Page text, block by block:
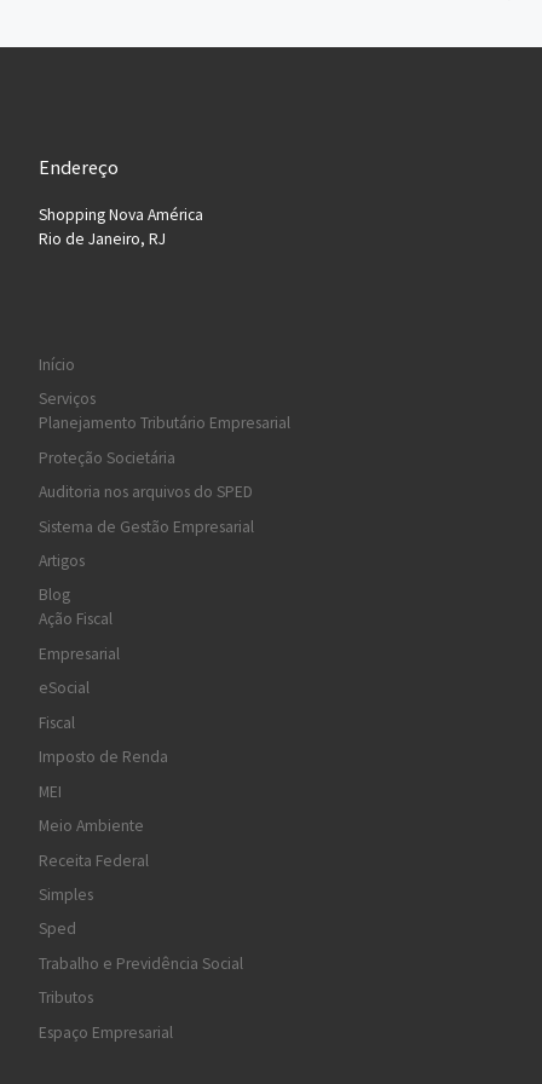
Endereço
Shopping Nova América
Rio de Janeiro, RJ
Início
Serviços
Planejamento Tributário Empresarial
Proteção Societária
Auditoria nos arquivos do SPED
Sistema de Gestão Empresarial
Artigos
Blog
Ação Fiscal
Empresarial
eSocial
Fiscal
Imposto de Renda
MEI
Meio Ambiente
Receita Federal
Simples
Sped
Trabalho e Previdência Social
Tributos
Espaço Empresarial